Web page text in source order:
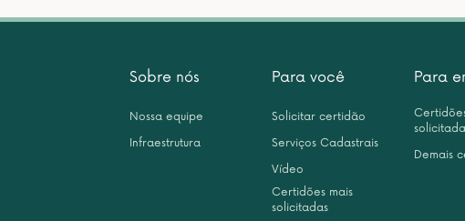
Sobre nós
Nossa equipe
Infraestrutura
Para você
Solicitar certidão
Serviços Cadastrais
Vídeo
Certidões mais
solicitadas
Para
Demais